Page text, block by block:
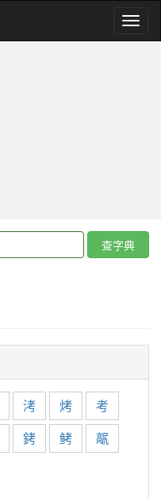
查字典
洘 烤
考
銬 鲓
髛